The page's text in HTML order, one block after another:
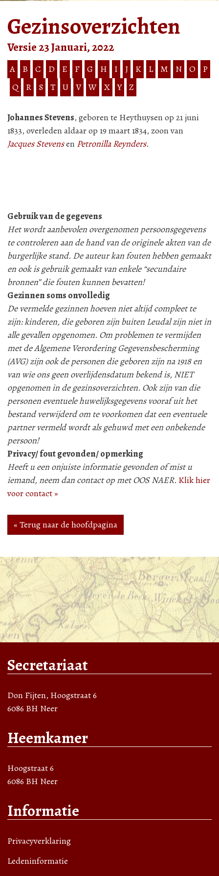
Gezinsoverzichten
Versie 23 Januari, 2022
A B C D E F G H I J K L M N O
P
Q
R S T U V W X Y Z
Johannes Stevens, geboren te Heythuysen op 21 juni
1833, overleden aldaar op 19 maart 1834, zoon van
Jacques Stevensen Petronilla Reynders.
Gebruik van de gegevens
Het wordt aanbevolen overgenomen persoonsgegevens
te controleren aan de hand van de originele akten van de
burgerlijke stand. De auteur kan fouten hebben gemaakt
en ook is gebruik gemaakt van enkele “secundaire
bronnen” die fouten kunnen bevatten!
Gezinnen soms onvolledig
De vermelde gezinnen hoeven niet altijd compleet te
zijn: kinderen, die geboren zijn buiten Leudal zijn niet in
alle gevallen opgenomen. Om problemen te vermijden
met de Algemene Verordering Gegevensbescherming
(AVG) zijn ook de personen die geboren zijn na 1918 en
van wie ons geen overlijdensdatum bekend is, NIET
opgenomen in de gezinsoverzichten. Ook zijn van die
personen eventuele huwelijksgegevens vooraf uit het
bestand verwijderd om te voorkomen dat een eventuele
partner vermeld wordt als gehuwd met een onbekende
persoon!
Privacy/ fout gevonden/ opmerking
Heeft u een onjuiste informatie gevonden of mist u
iemand, neem dan contact op met OOS NAER. Klik hier
voor contact »
« Terug naar de hoofdpagina
Secretariaat
Don Fijten, Hoogstraat 6
6086 BH Neer
Heemkamer
Hoogstraat 6
6086 BH Neer
Informatie
Privacyverklaring
Ledeninformatie